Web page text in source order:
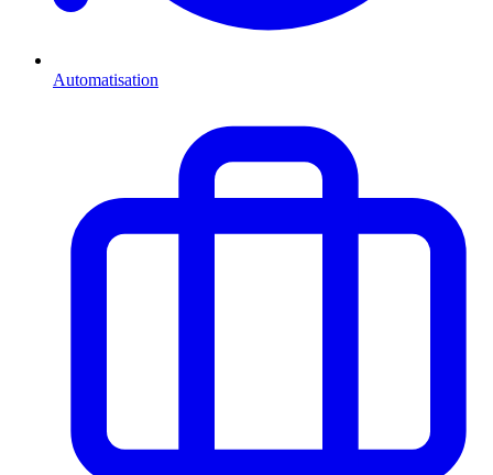
Automatisation